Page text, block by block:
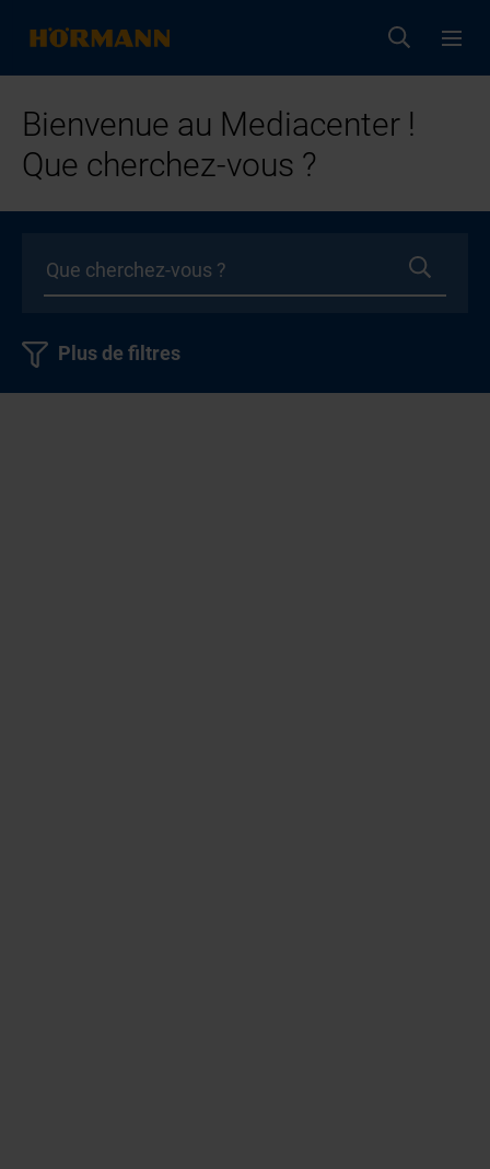
Bienvenue au Mediacenter !
Que cherchez-vous ?
Plus de filtres